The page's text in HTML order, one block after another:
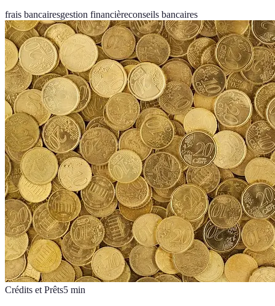
frais bancairesgestion financièreconseils bancaires
Crédits et Prêts5 min